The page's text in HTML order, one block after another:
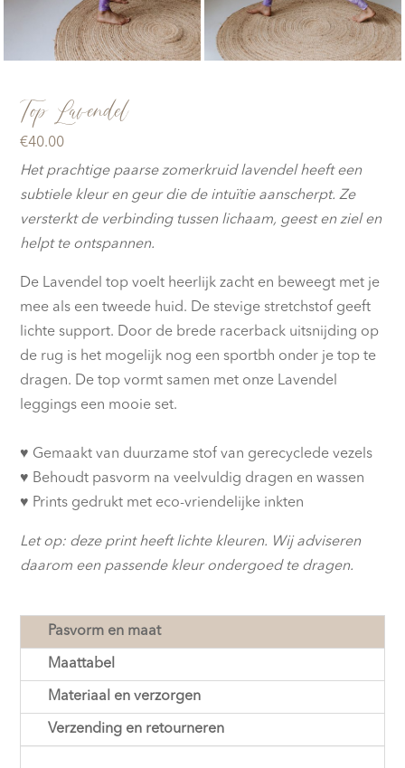
Top Lavendel
€40.00
Het prachtige paarse zomerkruid lavendel heeft een
subtiele kleur en geur die de intuïtie aanscherpt. Ze
versterkt de verbinding tussen lichaam, geest en ziel en
helpt te ontspannen.
De Lavendel top voelt heerlijk zacht en beweegt met je
mee als een tweede huid. De stevige stretchstof geeft
lichte support. Door de brede racerback uitsnijding op
de rug is het mogelijk nog een sportbh onder je top te
dragen. De top vormt samen met onze Lavendel
leggings een mooie set.
♥︎ Gemaakt van duurzame stof van gerecyclede vezels
♥︎ Behoudt pasvorm na veelvuldig dragen en wassen
♥︎ Prints gedrukt met eco-vriendelijke inkten
Let op: deze print heeft lichte kleuren. Wij adviseren
daarom een passende kleur ondergoed te dragen.
Pasvorm en maat
Maattabel
Materiaal en verzorgen
Verzending en retourneren